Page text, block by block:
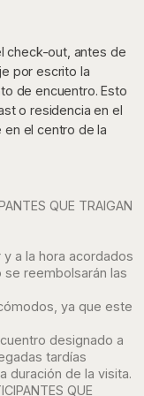
check-out, antes de
por escrito la
de encuentro. Esto
o residencia en el
el centro de la
QUE TRAIGAN
a la hora acordados
se reembolsarán las
ya que este
designado a
tardías
duración de la visita.
QUE